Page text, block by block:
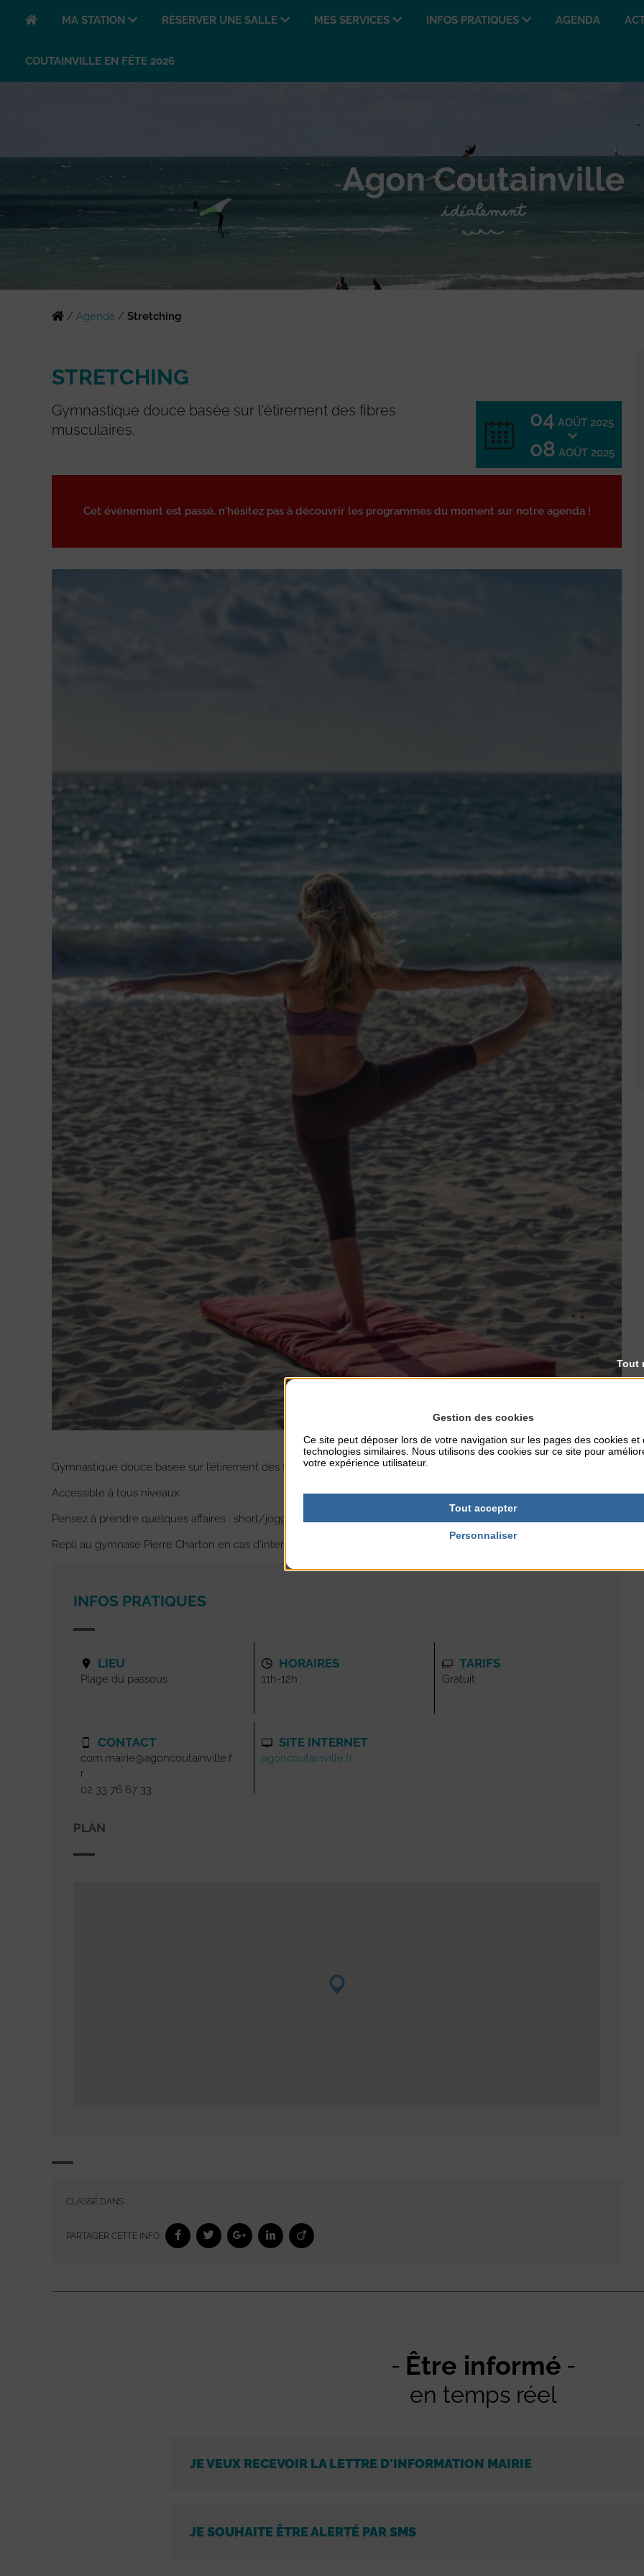
MA STATION RÉSERVER UNE SALLE MES SERVICES INFOS PRATIQUES AGENDA
COUTAINVILLE EN FÊTE 2026
/ Agenda / Stretching
STRETCHING
Gymnastique douce basée sur l'étirement des fibres
musculaires.
04 AOÛT 2025
08 AOÛT 2025
Cet événement est passé, n'hésitez pas à découvrir les programmes du moment sur notre agenda !
Gymnastique douce basée sur l’étirement des fibres musculaires.
Accessible à tous niveaux.
Pensez à prendre quelques affaires : short/jogging, tapis de gym/serviette, gourde/bouteille d’eau.
Repli au gymnase Pierre Charton en cas d’intempéries.
INFOS PRATIQUES
LIEU
Plage du passous
CONTACT
com.mairie@agoncoutainville.f
r
02 33 76 67 33
HORAIRES
11h-12h
SITE INTERNET
agoncoutainville.fr
TARIFS
Gratuit
PLAN
CLASSÉ DANS :
PARTAGER CETTE INFO :
Être informé
en temps réel
JE VEUX RECEVOIR LA LETTRE D'INFORMATION MAIRIE
JE SOUHAITE ÊTRE ALERTÉ PAR SMS
Gestion des cookies
Ce site peut déposer lors de votre navigation sur les pages des cookies et
technologies similaires. Nous utilisons des cookies sur ce site pour
votre expérience utilisateur.
Tout accepter
Tout
Personnaliser